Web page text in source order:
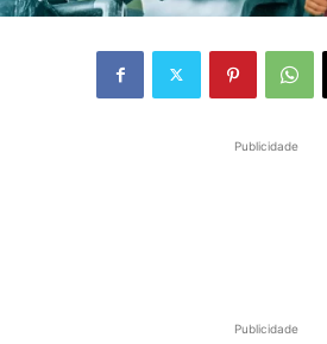
Publicidade
Publicidade